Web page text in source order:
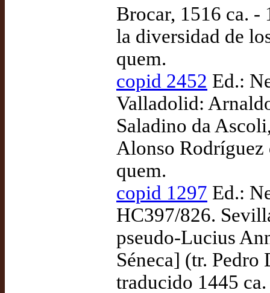
Brocar, 1516 ca. -
la diversidad de
quem.
copid 2452 Ed.:
Valladolid:
Saladino da
Alonso Rodríguez
quem.
copid 1297 Ed.:
HC397/826.
pseudo-Lucius
Séneca] (tr.
traducido 1445